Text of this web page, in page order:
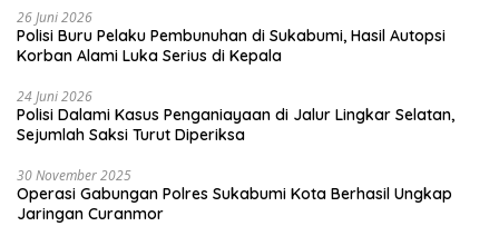
26 Juni 2026
Polisi Buru Pelaku Pembunuhan di Sukabumi, Hasil Autopsi
Korban Alami Luka Serius di Kepala
24 Juni 2026
Polisi Dalami Kasus Penganiayaan di Jalur Lingkar Selatan,
Sejumlah Saksi Turut Diperiksa
30 November 2025
Operasi Gabungan Polres Sukabumi Kota Berhasil Ungkap
Jaringan Curanmor